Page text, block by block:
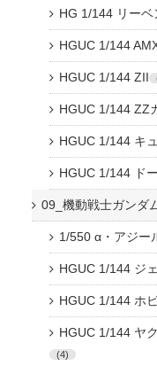
HG 1/144 リー
HGUC 1/144
HGUC 1/144 ZII
HGUC 1/144 ZZ
HGUC 1/144 キ
HGUC 1/144 ド
09_機動戦士ガンダ
1/550 α・アジー
HGUC 1/144 ジ
HGUC 1/144 ホ
HGUC 1/144 ヤ
4